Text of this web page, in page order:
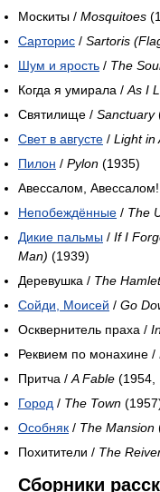
Москиты / Mosquitoes
Сарторис / Sartoris
Шум и ярость / The
Когда я умирала / As I
Святилище / Sanctuary
Свет в августе / Light in
Пилон / Pylon (1935)
Авессалом,
Непобеждённые / The
Дикие пальмы / If I
Man) (1939)
Деревушка / The Hamlet
Сойди, Моисей / Go
Осквернитель праха /
Реквием по монахине /
Притча / A Fable (1954,
Город / The Town
Особняк / The Mansion
Похитители / The
Сборники